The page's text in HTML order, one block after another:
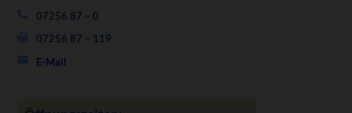
07256 87 – 0
07256 87 – 119
E-Mail